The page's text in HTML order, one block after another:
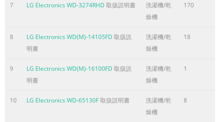
WASH / RINSE TEMPERATURES 6 5 4 SPIN SPEEDS 6 5 5
Prewash, Stain Cycle, Quick Cycle, Extra Rinse, Rinse+Spin,
ページ5に含まれる内容の要旨
ITEM WM2444H*M WM2442H*/WM0642H* WM2042CW
120V ~ 60Hz PRODUCT WEIGHT 190 lbs. (86 kg) WASHING
1000W - WASH 42 rpm REVOLUTION SPEED SPIN 0-1200 rpm
CYCLES 7 5 WASH / RINSE TEMPERATURES 6 4 SPIN SPEEDS 6
7 LG Electronics WD-3274RHD 取扱説明書
洗濯機/乾
燥機
170
8 LG Electronics WD(M)-14105FD 取扱説
明書
洗濯機/乾
燥機
18
9 LG Electronics WD(M)-16100FD 取扱説
明書
洗濯機/乾
燥機
1
10 LG Electronics WD-65130F取扱説明書
洗濯機/乾
燥機
8